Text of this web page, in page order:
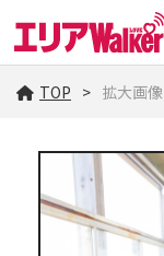
TOP 拡大画像